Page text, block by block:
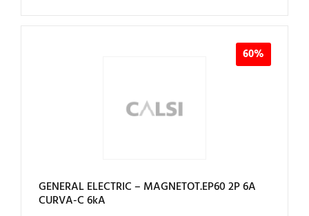
60%
GENERAL ELECTRIC – MAGNETOT.EP60 2P 6A
CURVA-C 6kA